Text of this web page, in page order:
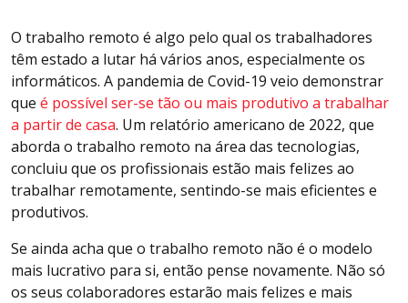
O trabalho remoto é algo pelo qual os trabalhadores
têm estado a lutar há vários anos, especialmente os
informáticos. A pandemia de Covid-19 veio demonstrar
que é possível ser-se tão ou mais produtivo a trabalhar
a partir de casa. Um relatório americano de 2022, que
aborda o trabalho remoto na área das tecnologias,
concluiu que os profissionais estão mais felizes ao
trabalhar remotamente, sentindo-se mais eficientes e
produtivos.
Se ainda acha que o trabalho remoto não é o modelo
mais lucrativo para si, então pense novamente. Não só
os seus colaboradores estarão mais felizes e mais